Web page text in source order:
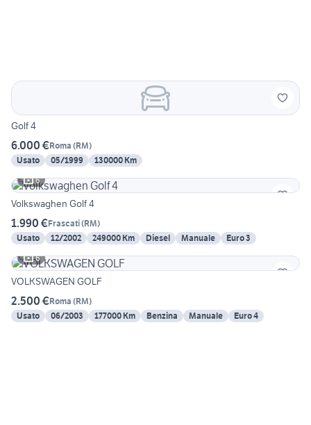
Golf 4
6.000 €Roma (RM)
Usato
05/1999
130000 Km
6
Volkswaghen Golf 4
1.990 €Frascati(RM)
Usato
12/2002 249000 Km Diesel Manuale
Euro 3
6
VOLKSWAGEN GOLF
2.500 €Roma (RM)
Usato
06/2003 177000 Km Benzina Manuale Euro 4